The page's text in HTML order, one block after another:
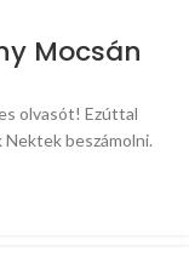
Mocsán
olvasót! Ezúttal
beszámolni.